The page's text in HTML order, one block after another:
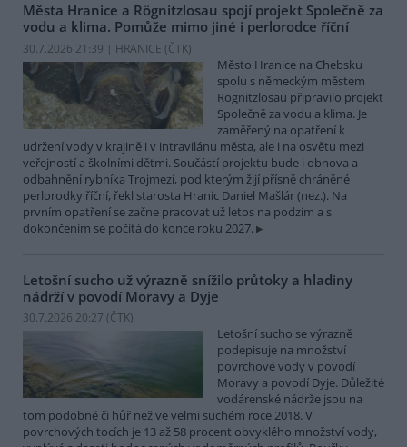
Města Hranice a Rögnitzlosau spojí projekt Společně za
vodu a klima. Pomůže mimo jiné i perlorodce říční
30.7.2026 21:39 | HRANICE (ČTK)
Město Hranice na Chebsku
spolu s německým městem
Rögnitzlosau připravilo projekt
Společně za vodu a klima. Je
zaměřený na opatření k
udržení vody v krajině i v intravilánu města, ale i na osvětu mezi
veřejností a školními dětmi. Součástí projektu bude i obnova a
odbahnění rybníka Trojmezí, pod kterým žijí přísně chráněné
perlorodky říční, řekl starosta Hranic Daniel Mašlár (nez.). Na
prvním opatření se začne pracovat už letos na podzim a s
dokončením se počítá do konce roku 2027.
Letošní sucho už výrazně snížilo průtoky a hladiny
nádrží v povodí Moravy a Dyje
30.7.2026 20:27 (ČTK)
Letošní sucho se výrazně
podepisuje na množství
povrchové vody v povodí
Moravy a povodí Dyje. Důležité
vodárenské nádrže jsou na
tom podobně či hůř než ve velmi suchém roce 2018. V
povrchových tocích je 13 až 58 procent obvyklého množství vody,